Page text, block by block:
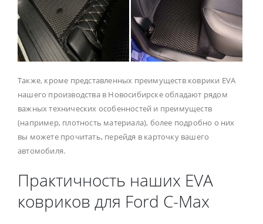
Также, кроме представленных преимуществ коврики EVA
нашего производства в Новосибирске обладают рядом
важных технических особенностей и преимуществ
(например, плотность материала), более подробно о них
вы можете прочитать, перейдя в карточку вашего
автомобиля.
Практичность наших EVA
ковриков для Ford C-Max